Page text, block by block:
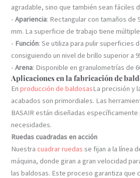
agradable, sino que también sean fáciles
-Apariencia: Rectangular con tamaños de
mm. La superficie de trabajo tiene
- Función: Se utiliza para pulir superficies
consiguiendo un nivel de brillo superior a
-Arena: Disponible en granulometrías de
Aplicaciones en la fabricación de
Enproducción de baldosasLa precisión y
acabados son primordiales. Las
BASAIR están diseñadas
necesidades.
Ruedas cuadradas en acción
Nuestracuadrar ruedas se fijan a la línea
máquina, donde giran a gran velocidad
las baldosas. Este proceso garantiza que